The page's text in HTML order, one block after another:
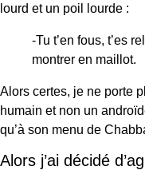
lourd et un poil lourde :
-Tu t’en fous, t’es
montrer en maillot.
Alors certes, je ne porte
humain et non un
qu’à son menu de
Alors j’ai décidé